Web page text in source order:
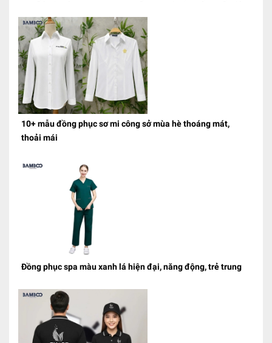
10+ mẫu đồng phục sơ mi công sở mùa hè thoáng mát,
thoải mái
Đồng phục spa màu xanh lá hiện đại, năng động, trẻ trung